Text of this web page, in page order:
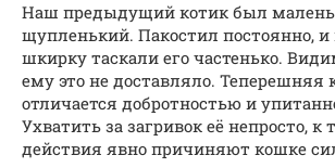
Наш предыдущий котик был
щупленький. Пакостил постоянно, и
шкирку таскали его частенько.
ему это не доставляло. Теперешняя
отличается добротностью и
Ухватить за загривок её непросто, к
действия явно причиняют кошке